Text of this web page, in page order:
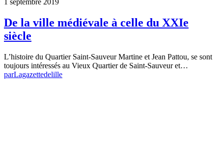
1 septembre 2019
De la ville médiévale à celle du XXIe
siècle
L’histoire du Quartier Saint-Sauveur Martine et Jean Pattou, se sont
toujours intéressés au Vieux Quartier de Saint-Sauveur et…
parLagazettedelille